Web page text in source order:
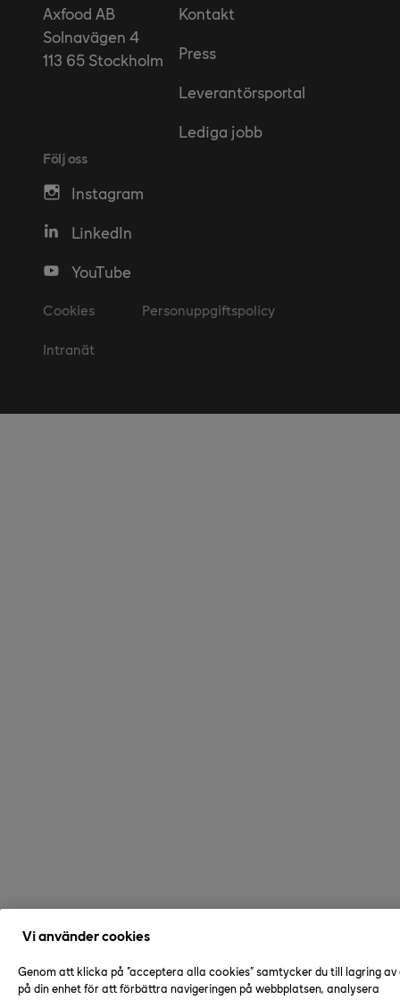
Axfood AB
Solnavägen 4
113 65 Stockholm
Kontakt
Press
Leverantörsportal
Lediga jobb
Följ oss
Instagram
LinkedIn
YouTube
Cookies Personuppgiftspolicy
Intranät
Vi använder cookies
Genom att klicka på "acceptera alla cookies" samtycker du till lagring av
på din enhet för att förbättra navigeringen på webbplatsen, analysera